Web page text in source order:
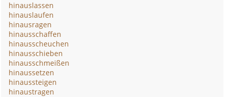
hinauslassen
hinauslaufen
hinausragen
hinausschaffen
hinausscheuchen
hinausschieben
hinausschmeißen
hinaussetzen
hinaussteigen
hinaustragen